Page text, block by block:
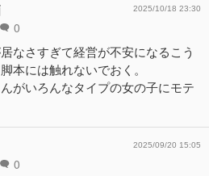
0
2025/10/18 23:30
なさすぎて経営が不安になるこう
本には触れないでおく。
がいろんなタイプの女の子にモテ
0
2025/09/20 15:05